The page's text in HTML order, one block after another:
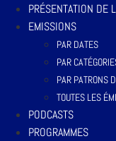
PRÉSENTATION DE
EMISSIONS
PAR DATES
PAR
PAR PATRONS
TOUTES LES
PODCASTS
PROGRAMMES